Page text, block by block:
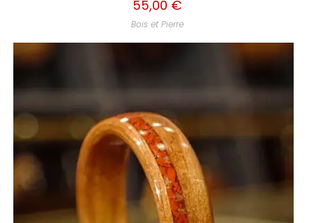
55,00 €
Bois et Pierre